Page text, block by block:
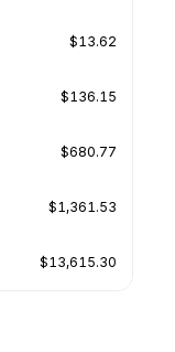
$13.62
$136.15
$680.77
$1,361.53
$13,615.30